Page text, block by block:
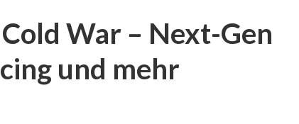
War – Next-Gen
und mehr